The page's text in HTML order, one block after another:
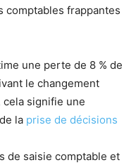
comptables frappantes
une perte de 8 % de
le changement
cela signifie une
la prise de décisions
de saisie comptable et